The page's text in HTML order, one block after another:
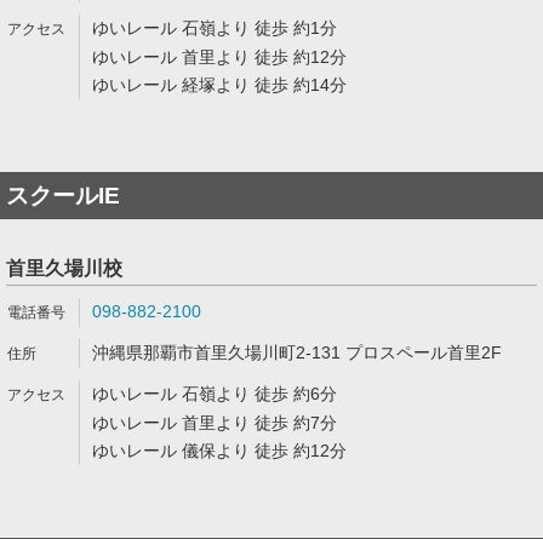
ゆいレール 石嶺より 徒歩 約1分
ゆいレール 首里より 徒歩 約12分
ゆいレール 経塚より 徒歩 約14分
スクールIE
首里久場川校
098-882-2100
沖縄県那覇市首里久場川町2-131 プロスペール首里2F
ゆいレール 石嶺より 徒歩 約6分
ゆいレール 首里より 徒歩 約7分
ゆいレール 儀保より 徒歩 約12分